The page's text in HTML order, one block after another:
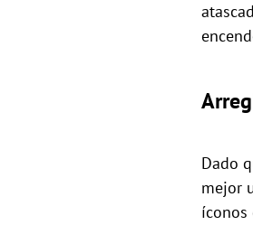
Dado
mejor
íconos